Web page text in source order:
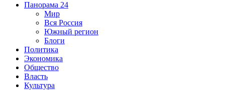
Панорама 24
Мир
Вся Россия
Южный регион
Блоги
Политика
Экономика
Общество
Власть
Культура